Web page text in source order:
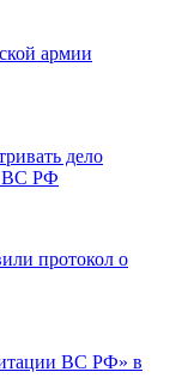
армии
дело
ВС РФ
протокол о
ВС РФ» в